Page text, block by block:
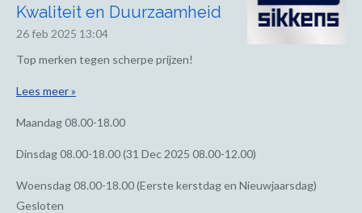
Kwaliteit en Duurzaamheid
26 feb 2025 13:04
Top merken tegen scherpe prijzen!
Lees meer »
Maandag08.00-18.00
Dinsdag08.00-18.00 (31 Dec 2025 08.00-12.00)
Woensdag08.00-18.00 (Eerste kerstdag en Nieuwjaarsdag)
Gesloten